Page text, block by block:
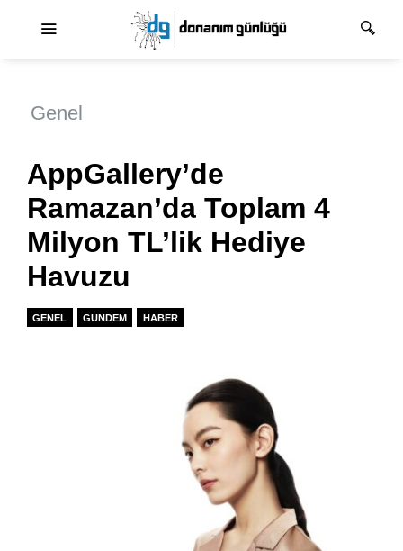
Genel
AppGallery’de
Ramazan’da Toplam 4
Milyon TL’lik Hediye
Havuzu
GENEL GUNDEM HABER